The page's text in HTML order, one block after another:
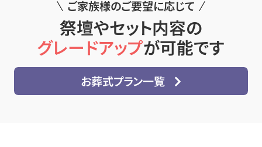
ご家族様のご要望に応じて
祭壇やセット内容の
グレードアップが可能です
お葬式プラン一覧